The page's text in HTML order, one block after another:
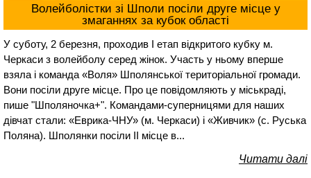
Волейболістки зі Шполи посіли друге місце у
змаганнях за кубок області
У суботу, 2 березня, проходив І етап відкритого кубку м.
Черкаси з волейболу серед жінок. Участь у ньому вперше
взяла і команда «Воля» Шполянської територіальної громади.
Вони посіли друге місце. Про це повідомляють у міськраді,
пише "Шполяночка+". Командами-суперницями для наших
дівчат стали: «Еврика-ЧНУ» (м. Черкаси) і «Живчик» (с. Руська
Поляна). Шполянки посіли II місце в...
Читати далі